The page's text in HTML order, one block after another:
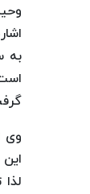
به
وی